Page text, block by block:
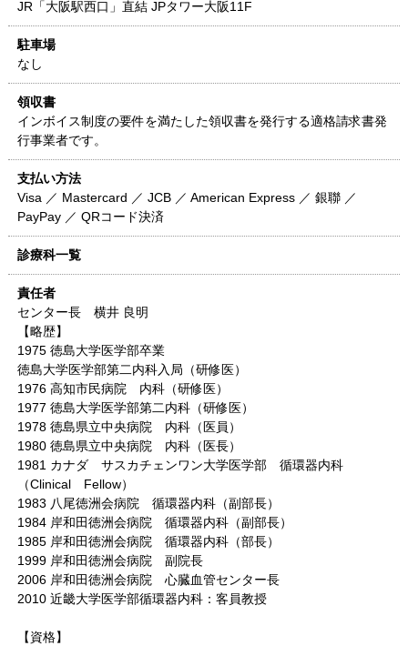
JR「大阪駅西口」直結 JPタワー大阪11F
駐車場
なし
領収書
インボイス制度の要件を満たした領収書を発行する適格請求書発
行事業者です。
支払い方法
Visa ／ Mastercard ／ JCB ／ American Express ／ 銀聯 ／
PayPay ／ QRコード決済
診療科一覧
責任者
センター長 横井 良明
【略歴】
1975 徳島大学医学部卒業
徳島大学医学部第二内科入局（研修医）
1976 高知市民病院 内科（研修医）
1977 徳島大学医学部第二内科（研修医）
1978 徳島県立中央病院 内科（医員）
1980 徳島県立中央病院 内科（医長）
1981 カナダ サスカチェンワン大学医学部 循環器内科
（Clinical Fellow）
1983 八尾徳洲会病院 循環器内科（副部長）
1984 岸和田徳洲会病院 循環器内科（副部長）
1985 岸和田徳洲会病院 循環器内科（部長）
1999 岸和田徳洲会病院 副院長
2006 岸和田徳洲会病院 心臓血管センター長
2010 近畿大学医学部循環器内科：客員教授
【資格】